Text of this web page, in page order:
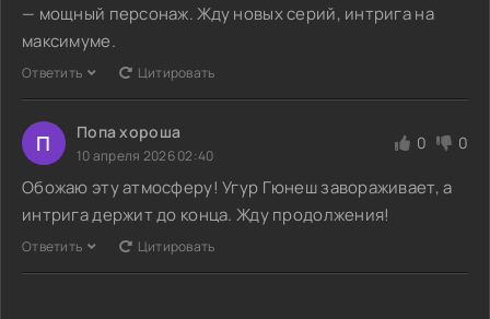
— мощный персонаж. Жду новых серий, интрига на
максимуме.
Ответить Цитировать
П Попа хороша
10 апреля 2026 02:40
0 0
Обожаю эту атмосферу! Угур Гюнеш завораживает, а
интрига держит до конца. Жду продолжения!
Ответить Цитировать